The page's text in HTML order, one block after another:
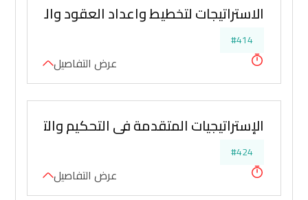
الاستراتيجات لتخطيط واعداد العقود
#414
عرض التفاصيل
الإستراتيجيات المتقدمة في التحكيم
#424
عرض التفاصيل